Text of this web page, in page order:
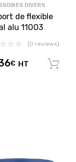
DIVERS
de flexible
alu 11003
(0 reviews)
€ HT